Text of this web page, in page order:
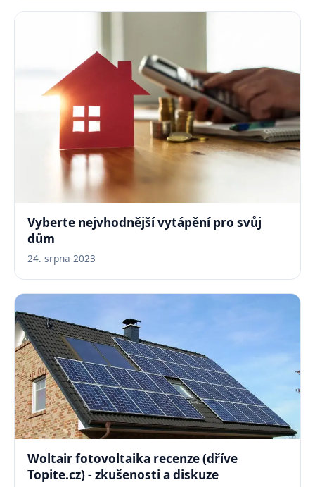
Vyberte nejvhodnější vytápění pro svůj
dům
24. srpna 2023
Woltair fotovoltaika recenze (dříve
Topite.cz) - zkušenosti a diskuze